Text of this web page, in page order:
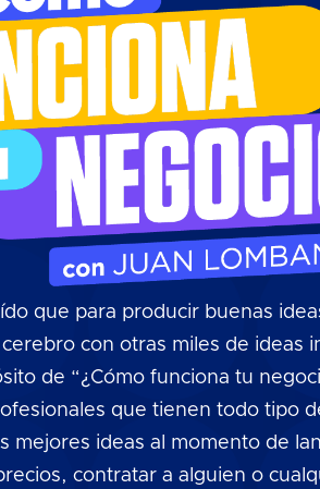
que para producir buenas
con otras miles de ideas
de “¿Cómo funciona tu
que tienen todo tipo
mejores ideas al momento de
contratar a alguien o